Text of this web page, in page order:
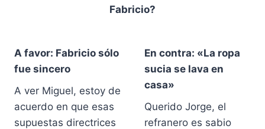
Fabricio?
A favor: Fabricio sólo
fue sincero
A ver Miguel, estoy de
acuerdo en que esas
supuestas directrices
En contra: «La ropa
sucia se lava en
casa»
Querido Jorge, el
refranero es sabio